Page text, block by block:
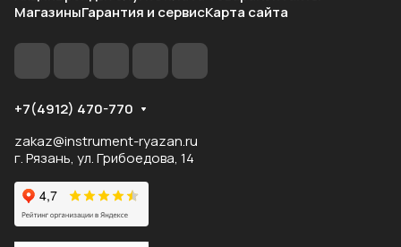
МагазиныГарантия и сервисКарта сайта
+7(4912) 470-770
zakaz@instrument-ryazan.ru
г. Рязань, ул. Грибоедова, 14